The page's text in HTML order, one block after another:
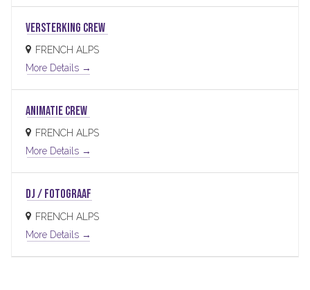
VERSTERKING CREW
FRENCH ALPS
More Details
ANIMATIE CREW
FRENCH ALPS
More Details
DJ / FOTOGRAAF
FRENCH ALPS
More Details